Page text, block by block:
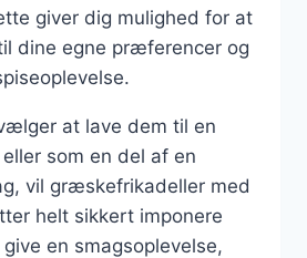
giver dig mulighed for at
dine egne præferencer og
at lave dem til en
som en del af en
vil græskefrikadeller med
helt sikkert imponere
en smagsoplevelse,